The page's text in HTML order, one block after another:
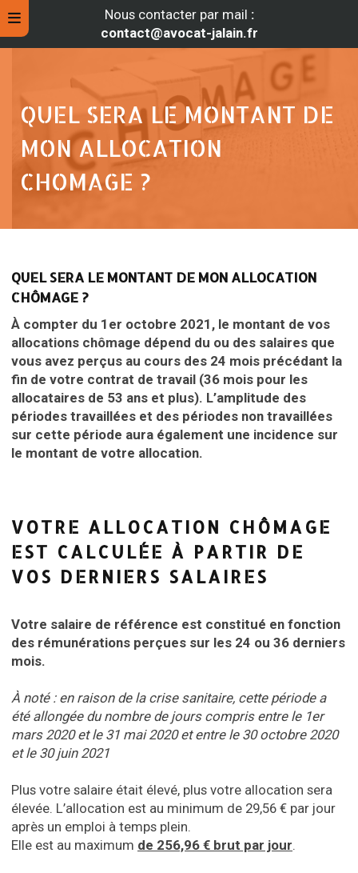
Nous contacter par mail :
contact@avocat-jalain.fr
QUEL SERA LE MONTANT DE
MON ALLOCATION
CHOMAGE ?
QUELSERA LE MONTANT DE MON ALLOCATION
CHÔMAGE ?
À compter du 1er octobre 2021, le montant de vos
allocations chômage dépend du ou des salaires que
vous avez perçus au cours des 24 mois précédant la
fin de votre contrat de travail (36 mois pour les
allocataires de 53 ans et plus). L’amplitude des
périodes travaillées et des périodes non travaillées
sur cette période aura également une incidence sur
le montant de votre allocation.
VOTRE ALLOCATION CHÔMAGE
EST CALCULÉE À PARTIR DE
VOS DERNIERS SALAIRES
Votre salaire de référence est constitué en fonction
des rémunérations perçues sur les 24 ou 36 derniers
mois.
À noté : en raison de la crise sanitaire, cette période a
été allongée du nombre de jours compris entre le 1er
mars 2020 et le 31 mai 2020 et entre le 30 octobre 2020
et le 30 juin 2021
Plus votre salaire était élevé, plus votre allocation sera
élevée. L’allocation est au minimum de 29,56 € par jour
après un emploi à temps plein.
Elle est au maximum de 256,96 € brut par jour.